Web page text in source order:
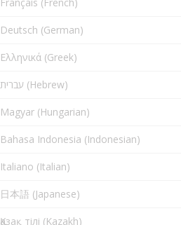
Deutsch (German)
Ελληνικά (Greek)
עברית (Hebrew)
Magyar (Hungarian)
Bahasa Indonesia (Indonesian)
Italiano (Italian)
日本語 (Japanese)
Қазақ тілі (Kazakh)